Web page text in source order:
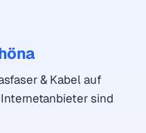
& Kabel auf
sind